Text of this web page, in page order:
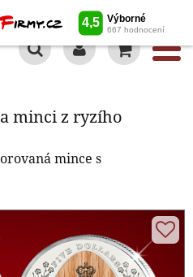
minci z ryzího
mince s
na minci z